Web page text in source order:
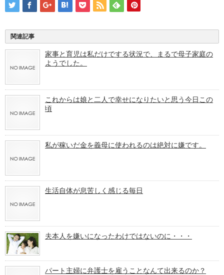
関連記事
家事と育児は私だけでする状況で、まるで母子家庭の
ようでした。
これからは娘と二人で幸せになりたいと思う今日この
頃
私が稼いだ金を義母に使われるのは絶対に嫌です。
生活自体が息苦しく感じる毎日
夫本人を嫌いになったわけではないのに・・・
パート主婦に弁護士を雇うことなんて出来るのか？